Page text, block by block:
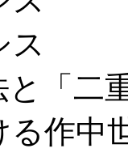
「二
作中